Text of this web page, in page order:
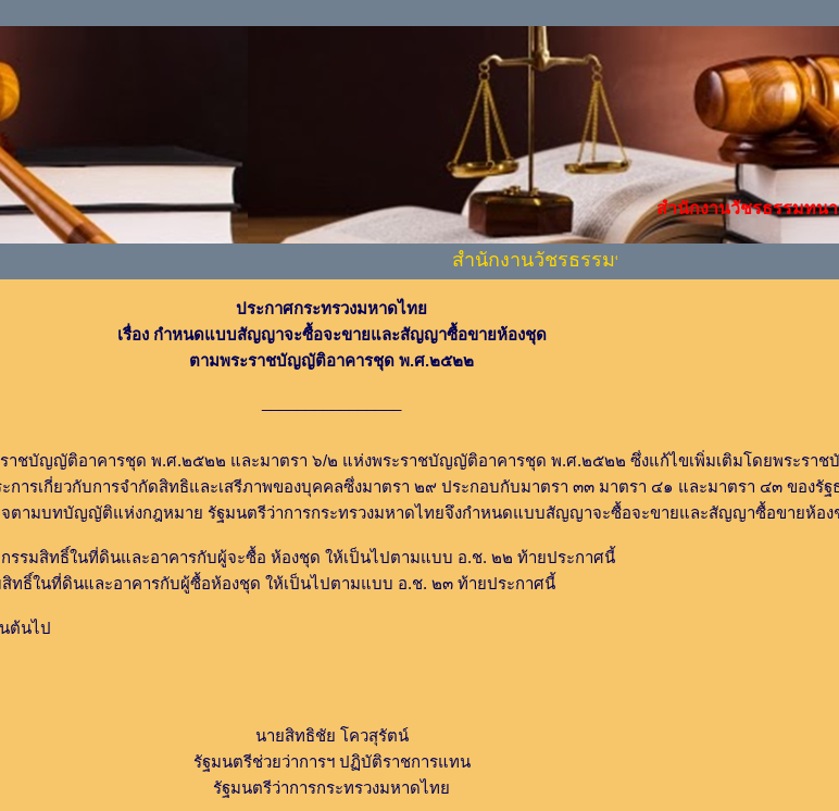
สำนักงานวัชรธรรมทน
สำนักงานวัชรธรรมทนายความฯ ยินดีให้บริการ
ประกาศกระทรวงมหาดไทย
เรื่อง กำหนดแบบสัญญาจะซื้อจะขายและสัญญาซื้อขายห้องชุด
ตามพระราชบัญญัติอาคารชุด พ.ศ.๒๕๒๒
บัญญัติอาคารชุด พ.ศ.๒๕๒๒ และมาตรา ๖/๒ แห่งพระราชบัญญัติอาคารชุด พ.ศ.๒๕๒๒ ซึ่งแก้ไขเพิ่มเติมโดยพระรา
รเกี่ยวกับการจำกัดสิทธิและเสรีภาพของบุคคลซึ่งมาตรา ๒๙ ประกอบกับมาตรา ๓๓ มาตรา ๔๑ และมาตรา ๔๓ ของรั
ตามบทบัญญัติแห่งกฎหมาย รัฐมนตรีว่าการกระทรวงมหาดไทยจึงกำหนดแบบสัญญาจะซื้อจะขายและสัญญาซื้อขายห้อง
สิทธิ์ในที่ดินและอาคารกับผู้จะซื้อ ห้องชุด ให้เป็นไปตามแบบ อ.ช. ๒๒ ท้ายประกาศนี้
นที่ดินและอาคารกับผู้ซื้อห้องชุด ให้เป็นไปตามแบบ อ.ช. ๒๓ ท้ายประกาศนี้
ต้นไป
นายสิทธิชัย โควสุรัตน์
รัฐมนตรีช่วยว่าการฯ ปฏิบัติราชการแทน
รัฐมนตรีว่าการกระทรวงมหาดไทย